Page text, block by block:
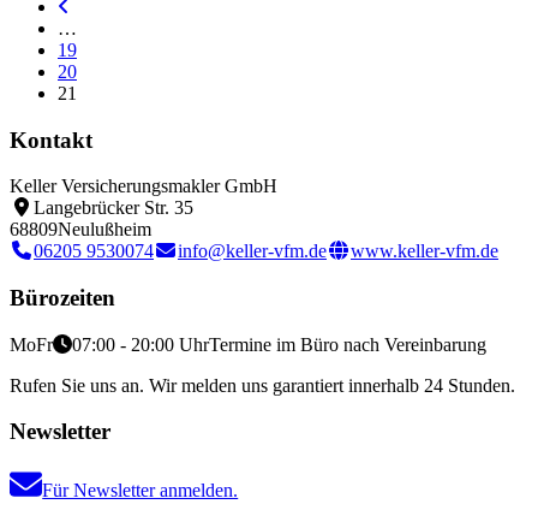
…
19
20
21
Kontakt
Keller Versicherungsmakler GmbH
Langebrücker Str. 35
68809Neulußheim
06205 9530074
info@keller-vfm.de www.keller-vfm.de
Bürozeiten
MoFr 07:00 - 20:00 UhrTermine im Büro nach Vereinbarung
Rufen Sie uns an. Wir melden uns garantiert innerhalb 24 Stunden.
Newsletter
Für Newsletter anmelden.